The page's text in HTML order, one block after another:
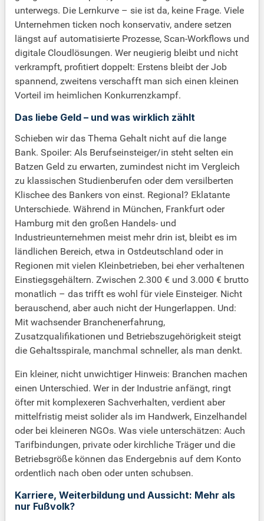
unterwegs. Die Lernkurve – sie ist da, keine Frage. Viele
Unternehmen ticken noch konservativ, andere setzen
längst auf automatisierte Prozesse, Scan-Workflows und
digitale Cloudlösungen. Wer neugierig bleibt und nicht
verkrampft, profitiert doppelt: Erstens bleibt der Job
spannend, zweitens verschafft man sich einen kleinen
Vorteil im heimlichen Konkurrenzkampf.
Das liebe Geld – und was wirklich zählt
Schieben wir das Thema Gehalt nicht auf die lange
Bank. Spoiler: Als Berufseinsteiger/in steht selten ein
Batzen Geld zu erwarten, zumindest nicht im Vergleich
zu klassischen Studienberufen oder dem versilberten
Klischee des Bankers von einst. Regional? Eklatante
Unterschiede. Während in München, Frankfurt oder
Hamburg mit den großen Handels- und
Industrieunternehmen meist mehr drin ist, bleibt es im
ländlichen Bereich, etwa in Ostdeutschland oder in
Regionen mit vielen Kleinbetrieben, bei eher verhaltenen
Einstiegsgehältern. Zwischen 2.300 € und 3.000 € brutto
monatlich – das trifft es wohl für viele Einsteiger. Nicht
berauschend, aber auch nicht der Hungerlappen. Und:
Mit wachsender Branchenerfahrung,
Zusatzqualifikationen und Betriebszugehörigkeit steigt
die Gehaltsspirale, manchmal schneller, als man denkt.
Ein kleiner, nicht unwichtiger Hinweis: Branchen machen
einen Unterschied. Wer in der Industrie anfängt, ringt
öfter mit komplexeren Sachverhalten, verdient aber
mittelfristig meist solider als im Handwerk, Einzelhandel
oder bei kleineren NGOs. Was viele unterschätzen: Auch
Tarifbindungen, private oder kirchliche Träger und die
Betriebsgröße können das Endergebnis auf dem Konto
ordentlich nach oben oder unten schubsen.
Karriere, Weiterbildung und Aussicht: Mehr als
nur Fußvolk?